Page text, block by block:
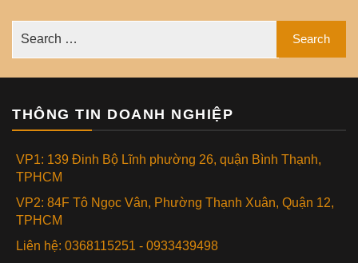
THÔNG TIN DOANH NGHIỆP
VP1: 139 Đinh Bộ Lĩnh phường 26, quận Bình Thạnh,
TPHCM
VP2: 84F Tô Ngọc Vân, Phường Thạnh Xuân, Quận 12,
TPHCM
Liên hệ: 0368115251 - 0933439498